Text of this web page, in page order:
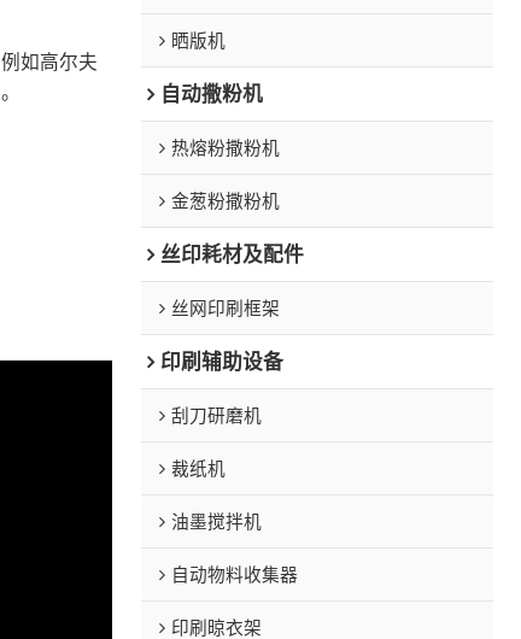
如高尔夫
晒版机
自动撒粉机
热熔粉撒粉机
金葱粉撒粉机
丝印耗材及配件
丝网印刷框架
印刷辅助设备
刮刀研磨机
裁纸机
油墨搅拌机
自动物料收集器
印刷晾衣架